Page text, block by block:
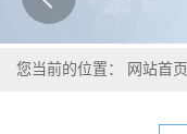
您当前的位置： 网站首页